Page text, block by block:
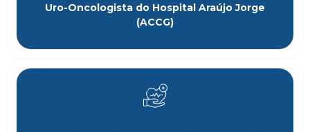
Uro-Oncologista do Hospital Araújo Jorge
(ACCG)